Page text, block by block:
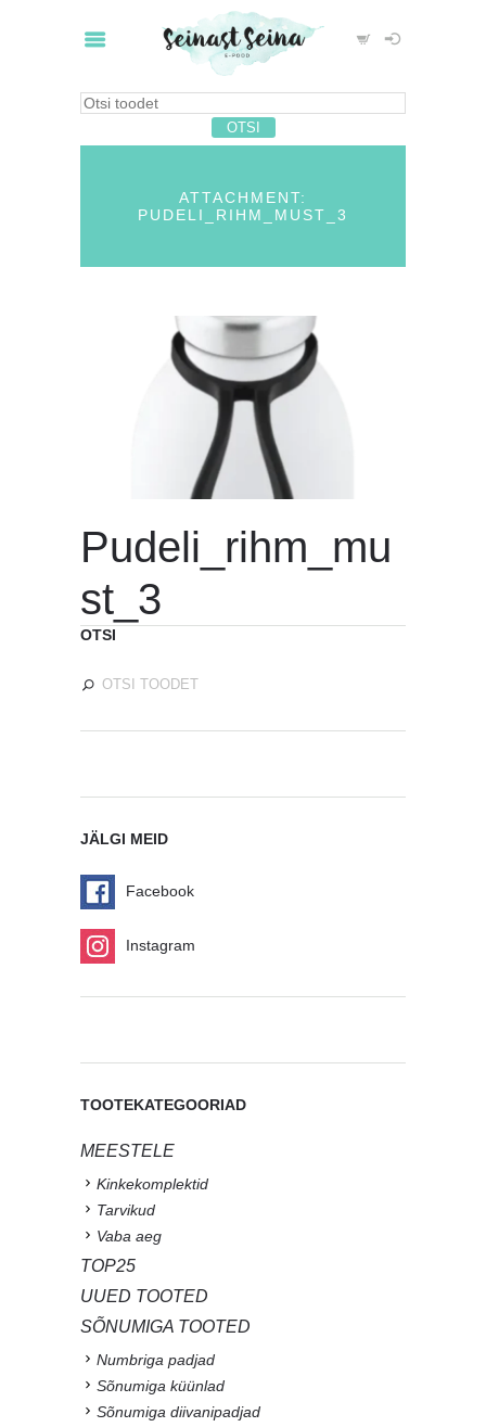
ATTACHMENT:
PUDELI_RIHM_MUST_3
Pudeli_rihm_mu
st_3
OTSI
JÄLGI MEID
Facebook
Instagram
TOOTEKATEGOORIAD
MEESTELE
Kinkekomplektid
Tarvikud
Vaba aeg
TOP25
UUED TOOTED
SÕNUMIGA TOOTED
Numbriga padjad
Sõnumiga küünlad
Sõnumiga diivanipadjad